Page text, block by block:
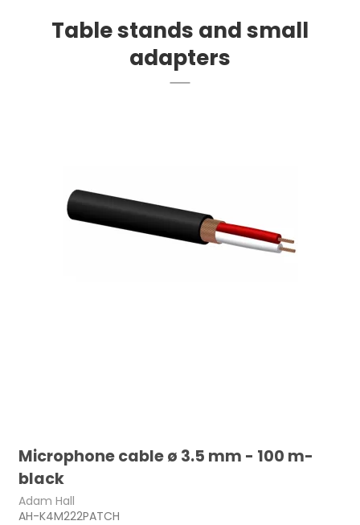
Table stands and small
adapters
Microphone cable ø 3.5 mm - 100 m-
black
Adam Hall
AH-K4M222PATCH